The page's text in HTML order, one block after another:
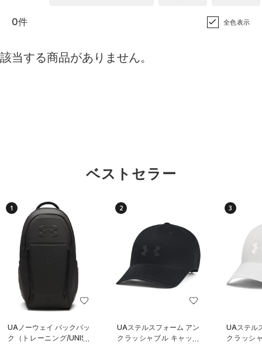
0件 全色表示
該当する商品がありません。
ベストセラー
1
UAノーウェイ バックパッ
ク（トレーニング/UNISE
2
UAステルスフォーム アン
クラッシャブル キャップ
3
UAステル
クラッシ